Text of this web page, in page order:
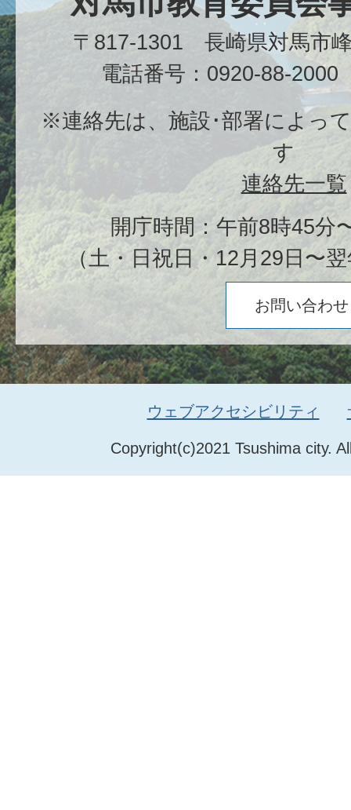
〒817-1301 長崎県対馬市
電話番号：0920-88-2000
※連絡先は、施設･部署によっ
す
連絡先一覧
開庁時間：午前8時45分
（土・日祝日・12月29日〜
お問い合わせ
Copyright(c)2021 Tsushima city.
ウェブアクセシビリティ